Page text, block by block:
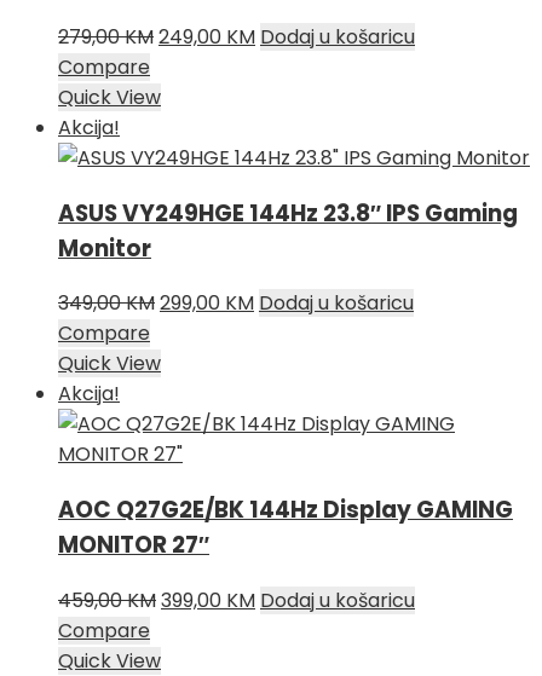
279,00KMIzvorna
bila
279,00 KM.
249,00 KMTrenutna
Dodaj u košaricu
Compare
Quick View
Akcija!
ASUS VY249HGE 144Hz 23.8″ IPS Gaming
Monitor
349,00KMIzvorna
bila
349,00 KM.
299,00 KMTrenutna
Dodaj u košaricu
Compare
Quick View
Akcija!
AOC Q27G2E/BK 144Hz Display GAMING
MONITOR 27″
459,00KMIzvorna
bila
399,00 KMTrenutna
Dodaj u košaricu
Compare
Quick View